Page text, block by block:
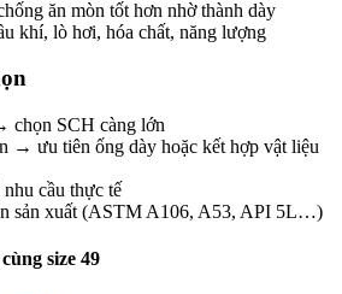
ăn mòn tốt hơn nhờ thành dày
khí, lò hơi, hóa chất, năng lượng
chọn SCH càng lớn
→ ưu tiên ống dày hoặc kết hợp vật liệu
cầu thực tế
sản xuất (ASTM A106, A53, API 5L…)
size 49